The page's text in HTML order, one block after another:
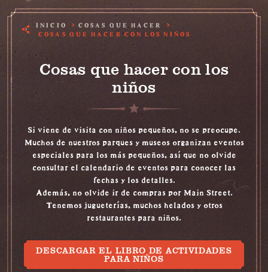
INICIO
COSAS QUE HACER
COSAS QUE HACER CON LOS NIÑOS
Cosas que hacer con los
niños
Si viene de visita con niños pequeños, no se preocupe.
Muchos de nuestros parques y museos organizan eventos
especiales para los más pequeños, así que no olvide
consultar el calendario de eventos para conocer las
fechas y los detalles.
Además, no olvide ir de compras por Main Street.
Tenemos jugueterías, muchos helados y otros
restaurantes para niños.
DESCARGAR EL LIBRO DE ACTIVIDADES
PARA NIÑOS